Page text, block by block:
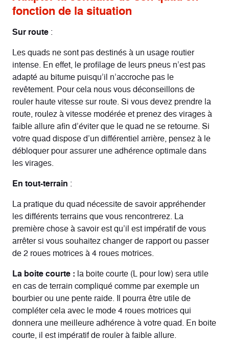
fonction de la situation
Sur route :
Les quads ne sont pas destinés à un usage routier
intense. En effet, le profilage de leurs pneus n’est pas
adapté au bitume puisqu’il n’accroche pas le
revêtement. Pour cela nous vous déconseillons de
rouler haute vitesse sur route. Si vous devez prendre la
route, roulez à vitesse modérée et prenez des virages à
faible allure afin d’éviter que le quad ne se retourne. Si
votre quad dispose d’un différentiel arrière, pensez à le
débloquer pour assurer une adhérence optimale dans
les virages.
En tout-terrain :
La pratique du quad nécessite de savoir appréhender
les différents terrains que vous rencontrerez. La
première chose à savoir est qu’il est impératif de vous
arrêter si vous souhaitez changer de rapport ou passer
de 2 roues motrices à 4 roues motrices.
La boite courte : la boite courte (L pour low) sera utile
en cas de terrain compliqué comme par exemple un
bourbier ou une pente raide. Il pourra être utile de
compléter cela avec le mode 4 roues motrices qui
donnera une meilleure adhérence à votre quad. En boite
courte, il est impératif de rouler à faible allure.